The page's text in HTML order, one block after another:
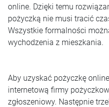
online. Dzięki temu
pożyczką nie musi tracić
Wszystkie formalności
wychodzenia z mieszkania.
Aby uzyskać pożyczkę
internetową firmy
zgłoszeniowy. Następnie